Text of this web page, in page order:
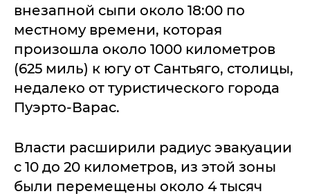
внезапной сыпи около 18:00 по
местному времени, которая
произошла около 1000 километров
(625 миль) к югу от Сантьяго, столицы,
недалеко от туристического города
Пуэрто-Варас.
Власти расширили радиус эвакуации
с 10 до 20 километров, из этой зоны
были перемещены около 4 тысяч